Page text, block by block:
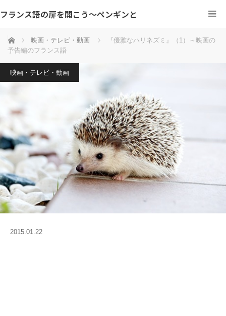
フランス語の扉を開こう～ペンギンと
ホーム 映画・テレビ・動画
『優雅なハリネズミ』（1）～映画の
予告編のフランス語
映画・テレビ・動画
2015.01.22